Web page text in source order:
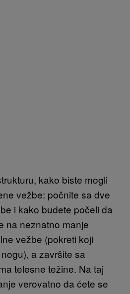
kako biste mogli
vežbe: počnite sa dve
i kako budete počeli da
na neznatno manje
vežbe (pokreti koji
a završite sa
telesne težine. Na taj
verovatno da ćete se